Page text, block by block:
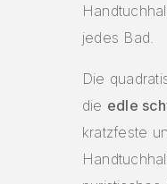
jedes Bad.
Die
die edle
kratzfeste